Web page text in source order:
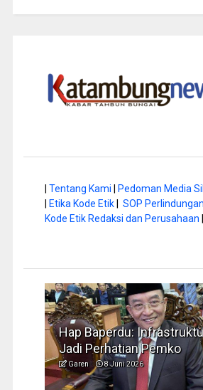
| Tentang Kami | Pedoman Media
| Etika Kode Etik| SOP
Kode Etik Redaksi dan Perusahaan |
Hap Baperdu:
Jadi Perhatian Pemko
Garen 8 Juni 2026